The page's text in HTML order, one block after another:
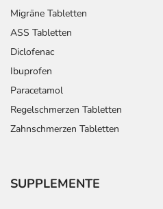
Migräne Tabletten
ASS Tabletten
Diclofenac
Ibuprofen
Paracetamol
Regelschmerzen Tabletten
Zahnschmerzen Tabletten
SUPPLEMENTE